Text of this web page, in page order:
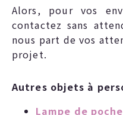
Alors, pour vos
contactez sans
nous part de vos
projet.
Autres objets à
Lampe de poche